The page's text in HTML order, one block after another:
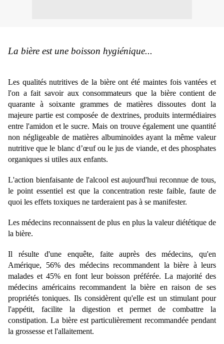
La bière est une boisson hygiénique...
Les qualités nutritives de la bière ont été maintes fois vantées et
l'on a fait savoir aux consommateurs que la bière contient de
quarante à soixante grammes de matières dissoutes dont la
majeure partie est composée de dextrines, produits intermédiaires
entre l'amidon et le sucre. Mais on trouve également une quantité
non négligeable de matières albuminoïdes ayant la même valeur
nutritive que le blanc d’œuf ou le jus de viande, et des phosphates
organiques si utiles aux enfants.
L'action bienfaisante de l'alcool est aujourd'hui reconnue de tous,
le point essentiel est que la concentration reste faible, faute de
quoi les effets toxiques ne tarderaient pas à se manifester.
Les médecins reconnaissent de plus en plus la valeur diététique de
la bière.
Il résulte d'une enquête, faite auprès des médecins, qu'en
Amérique, 56% des médecins recommandent la bière à leurs
malades et 45% en font leur boisson préférée. La majorité des
médecins américains recommandent la bière en raison de ses
propriétés toniques. Ils considèrent qu'elle est un stimulant pour
l'appétit, facilite la digestion et permet de combattre la
constipation. La bière est particulièrement recommandée pendant
la grossesse et l'allaitement.